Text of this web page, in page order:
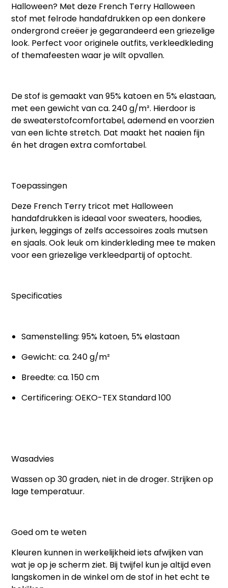
Halloween? Met deze French Terry Halloween
stof met felrode handafdrukken op een donkere
ondergrond creëer je gegarandeerd een griezelige
look. Perfect voor originele outfits, verkleedkleding
of themafeesten waar je wilt opvallen.
De stof is gemaakt van95% katoen en 5% elastaan,
met een gewicht vanca. 240 g/m². Hierdoor is
desweaterstofcomfortabel, ademend en voorzien
van een lichte stretch. Dat maakt het naaien fijn
én het dragen extra comfortabel.
Toepassingen
Deze French Terry tricot met Halloween
handafdrukkenis ideaal voor sweaters, hoodies,
jurken, leggings of zelfs accessoires zoals mutsen
en sjaals. Ook leuk om kinderkleding mee te maken
voor een griezelige verkleedpartij of optocht.
Specificaties
Samenstelling: 95% katoen, 5% elastaan
Gewicht: ca. 240 g/m²
Breedte: ca. 150 cm
Certificering: OEKO-TEX Standard 100
Wasadvies
Wassen op 30 graden, niet in de droger. Strijken op
lage temperatuur.
Goed om te weten
Kleuren kunnen in werkelijkheid iets afwijken van
wat je op je scherm ziet. Bij twijfel kun je altijd even
langskomen in de winkel om de stof in het echt te